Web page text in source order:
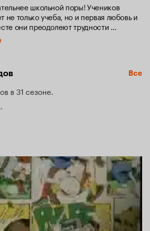
школьной поры! Учеников
не только учеба, но и первая любовь и
они преодолеют трудности
выход из самых разных
Все
в 31 сезоне